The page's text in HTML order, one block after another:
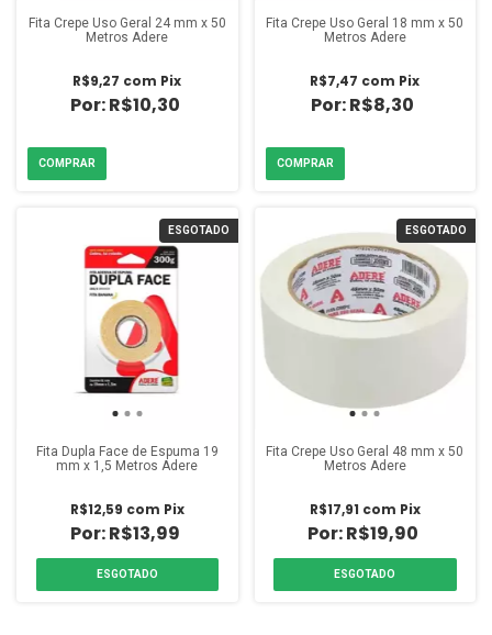
Fita Crepe Uso Geral 24 mm x 50
Metros Adere
R$10,30
R$9,27 com Pix
Fita Crepe Uso Geral 18 mm x 50
Metros Adere
R$8,30
R$7,47 com Pix
ESGOTADO
Fita Dupla Face de Espuma 19
mm x 1,5 Metros Adere
R$13,99
R$12,59 com Pix
ESGOTADO
ESGOTADO
Fita Crepe Uso Geral 48 mm x 50
Metros Adere
R$19,90
R$17,91 com Pix
ESGOTADO